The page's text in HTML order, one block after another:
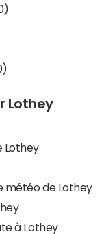
Lothey
Lothey
météo de Lothey
à Lothey